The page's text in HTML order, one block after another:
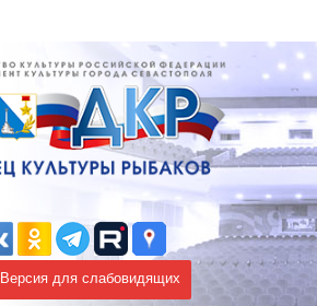
Версия для слабовидящих